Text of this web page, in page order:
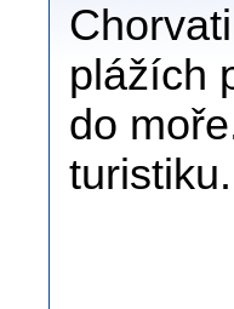
plážích
do
turistiku.